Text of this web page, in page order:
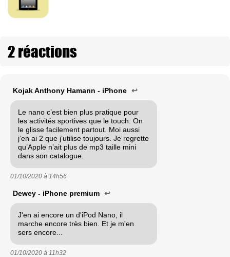
2 réactions
Kojak Anthony Hamann - iPhone ↩
Le nano c’est bien plus pratique pour
les activités sportives que le touch. On
le glisse facilement partout. Moi aussi
j’en ai 2 que j’utilise toujours. Je regrette
qu’Apple n’ait plus de mp3 taille mini
dans son catalogue.
01/10/2020 à 14h56
Dewey - iPhone premium ↩
J'en ai encore un d'iPod Nano, il
marche encore très bien. Et je m'en
sers encore...
01/10/2020 à 11h32